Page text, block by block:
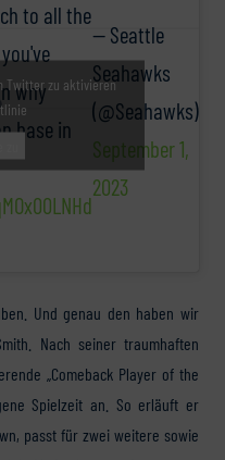
to all the
why
base in
— Seattle
Seahawks
(@Seahawks)
September 1,
2023
Twitter zu aktivieren
Und genau den haben wir
Nach seiner traumhaften
„Comeback Player of the
Spielzeit an. So erläuft er
passt für zwei weitere sowie